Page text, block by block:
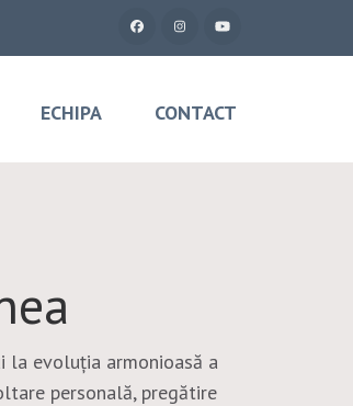
ECHIPA CONTACT
la evoluția armonioasă a
personală, pregătire